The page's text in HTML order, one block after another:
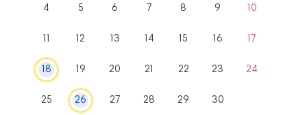
4 5 6 7 8 9 10
11 12 13 14 15 16 17
18 19 20 21 22 23 24
25 26 27 28 29 30